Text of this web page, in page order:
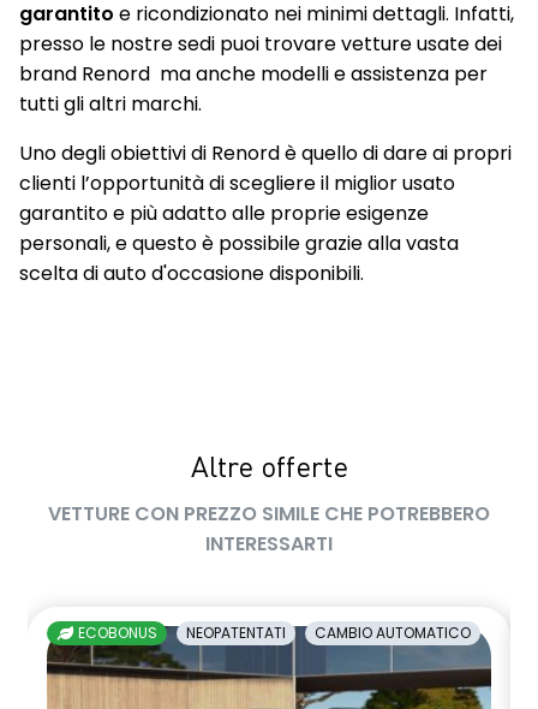
Sedili anteriori con regolazione meccanica
Sedili posteriori ribaltabili 1/3 - 2/3 con bracciolo centrale e 2
portabicchieri
Sensore angolo morto
Sensore di pressione pneumatici
Sensori Di Parcheggio Anteriori E Posteriori
e sistema di Navigazione 3D
Tergicristalli con sensore di pioggia
garantito e ricondizionato nei minimi dettagli. Infatti,
presso le nostre sedi puoi trovare vetture usate dei
brand Renord ma anche modelli e assistenza per
tutti gli altri marchi.
Uno degli obiettivi di Renord è quello di dare ai propri
clienti l’opportunità di scegliere il miglior usato
garantito e più adatto alle proprie esigenze
personali, e questo è possibile grazie alla vasta
scelta di auto d'occasione disponibili.
Altre offerte
VETTURE CON PREZZO SIMILE CHE POTREBBERO
INTERESSARTI
ECOBONUS NEOPATENTATI CAMBIO AUTOMATICO